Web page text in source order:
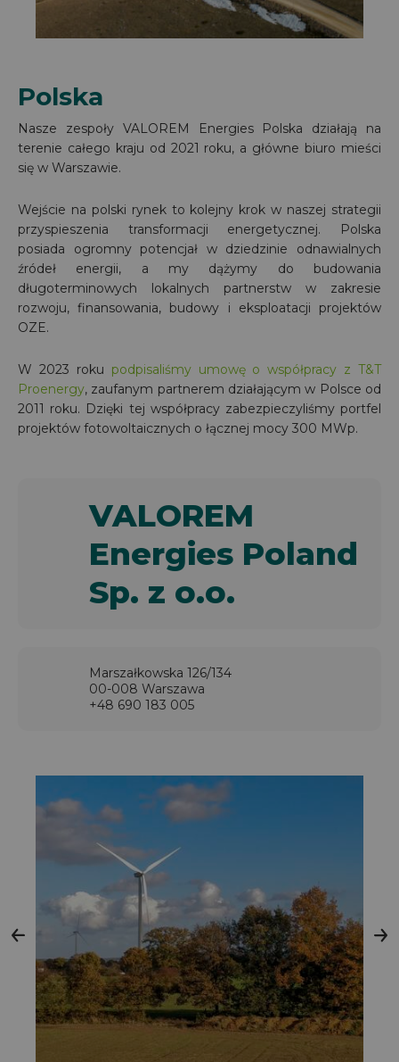
Polska
Nasze zespoły VALOREM Energies Polska działają na
terenie całego kraju od 2021 roku, a główne biuro mieści
się w Warszawie.
Wejście na polski rynek to kolejny krok w naszej strategii
przyspieszenia transformacji energetycznej. Polska
posiada ogromny potencjał w dziedzinie odnawialnych
źródeł energii, a my dążymy do budowania
długoterminowych lokalnych partnerstw w zakresie
rozwoju, finansowania, budowy i eksploatacji projektów
OZE.
W 2023 roku podpisaliśmy umowę o współpracy z T&T
Proenergy, zaufanym partnerem działającym w Polsce od
2011 roku. Dzięki tej współpracy zabezpieczyliśmy portfel
projektów fotowoltaicznych o łącznej mocy 300 MWp.
VALOREM
Energies Poland
Sp. z o.o.
Marszałkowska 126/134
00-008 Warszawa
+48 690 183 005